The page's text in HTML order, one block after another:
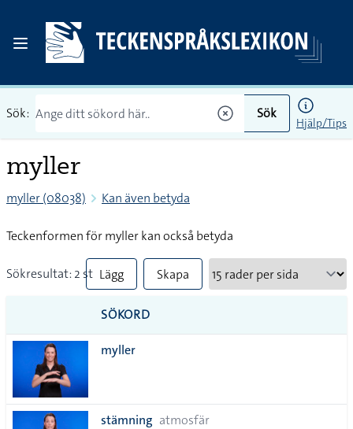
Sök: Sök
Hjälp/Tips
myller
myller (08038) Kan även betyda
Teckenformen för myller kan också betyda
Sökresultat: 2 st Lägg
till
alla i
Skapa
SÖKORD
myller
stämning atmosfär